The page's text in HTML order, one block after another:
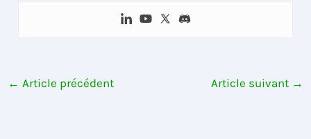
← Article précédent Article suivant →